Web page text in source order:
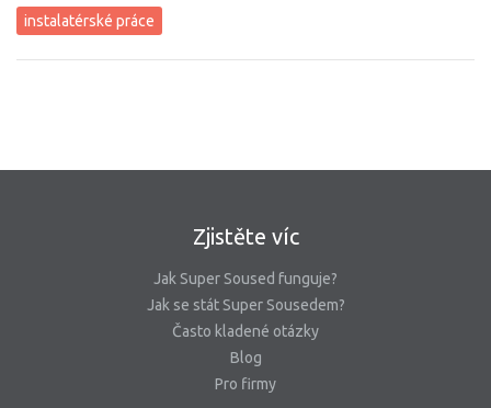
instalatérské práce
Zjistěte víc
Jak Super Soused funguje?
Jak se stát Super Sousedem?
Často kladené otázky
Blog
Pro firmy